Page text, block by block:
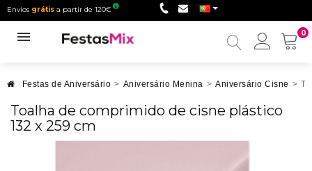
Envios grátis a partir de 120€
0
Minha
Festas de Aniversário > Aniversário Menina > Aniversário Cisne >
Toalha de comprimido de cisne plástico
132 x 259 cm